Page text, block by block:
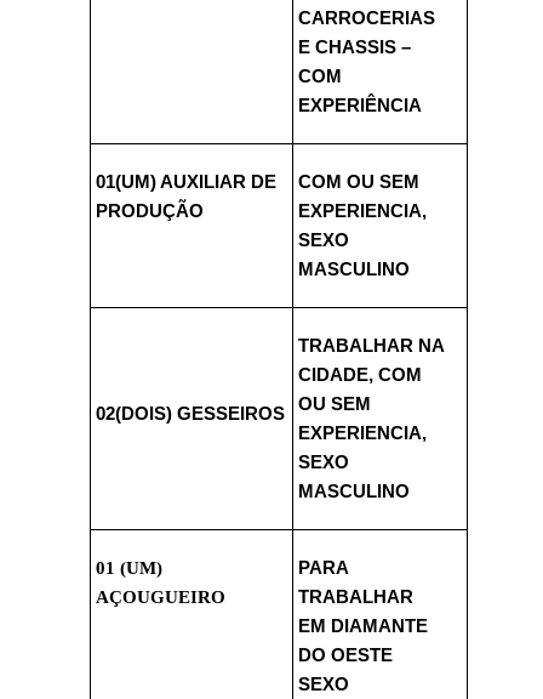
CARROCERIAS
E CHASSIS –
COM
EXPERIÊNCIA
01(UM) AUXILIAR DE
PRODUÇÃO
COM OU SEM
EXPERIENCIA,
SEXO
MASCULINO
02(DOIS) GESSEIROS
TRABALHAR NA
CIDADE, COM
OU SEM
EXPERIENCIA,
SEXO
MASCULINO
01 (UM)
AÇOUGUEIRO
PARA
TRABALHAR
EM DIAMANTE
DO OESTE
SEXO